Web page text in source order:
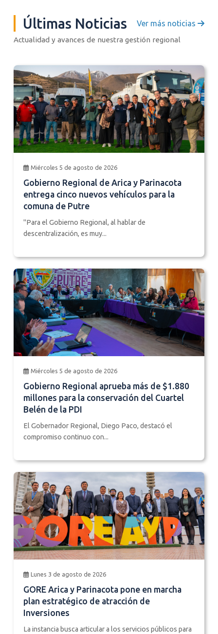
Últimas Noticias Ver más noticias
Actualidad y avances de nuestra gestión regional
Miércoles 5 de agosto de 2026
Gobierno Regional de Arica y Parinacota
entrega cinco nuevos vehículos para la
comuna de Putre
"Para el Gobierno Regional, al hablar de
descentralización, es muy...
Miércoles 5 de agosto de 2026
Gobierno Regional aprueba más de $1.880
millones para la conservación del Cuartel
Belén de la PDI
El Gobernador Regional, Diego Paco, destacó el
compromiso continuo con...
Lunes 3 de agosto de 2026
GORE Arica y Parinacota pone en marcha
plan estratégico de atracción de
Inversiones
La instancia busca articular a los servicios públicos para